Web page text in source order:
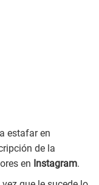
estafar en
de la
en Instagram.